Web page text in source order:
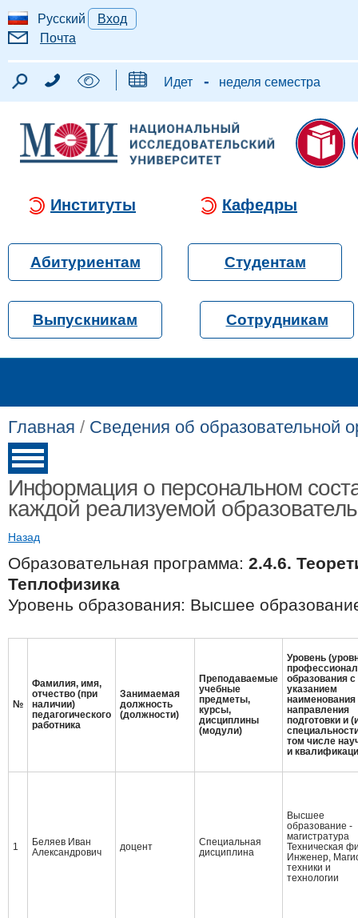
Русский
Вход
Почта
Идет - неделя семестра
Институты Кафедры
Абитуриентам Студентам
Выпускникам Сотрудникам
Главная / Сведения об образовательной
Информация о персональном
каждой реализуемой
Назад
Образовательная программа: 2.4.6.
Теплофизика
Уровень образования: Высшее
№
Фамилия, имя,
отчество (при
наличии)
педагогического
работника
Занимаемая
должность
(должности)
Преподаваемые
учебные
предметы,
курсы,
дисциплины
(модули)
Уровень
образования с
указанием
наименования
направления
подготовки и
том числе
и
1
Беляев Иван
Александрович
доцент
Специальная
дисциплина
Высшее
образование -
магистратура
Техническая
Инженер,
техники и
технологии